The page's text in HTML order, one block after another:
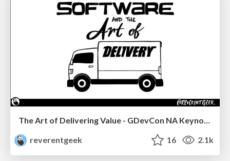
The Art of Delivering Value - GDevCon NA Keynote
reverentgeek
16 2.1k